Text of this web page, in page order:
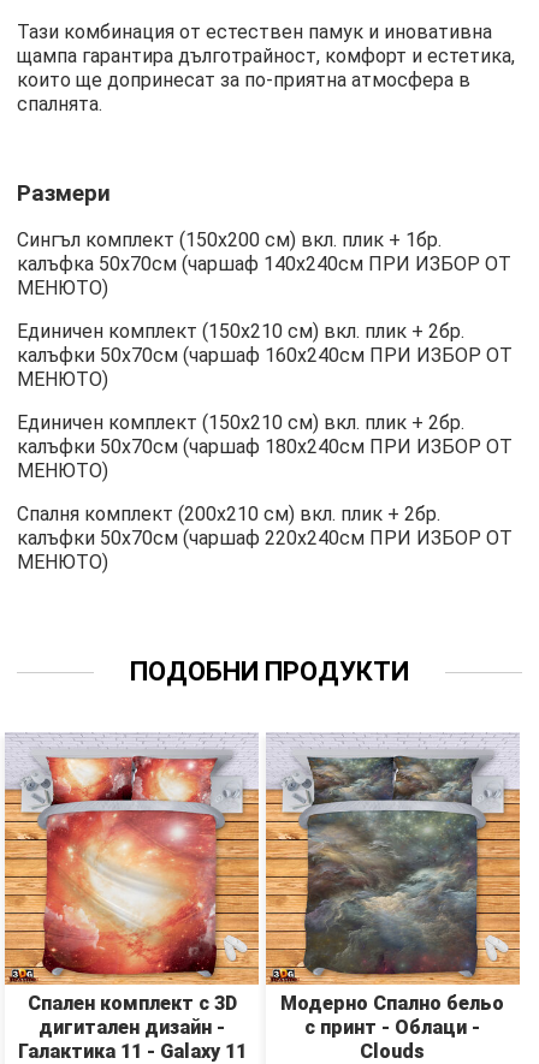
Тази комбинация от естествен памук и иновативна
щампа гарантира дълготрайност, комфорт и естетика,
които ще допринесат за по-приятна атмосфера в
спалнята.
Размери
Сингъл комплект (150х200 см) вкл. плик + 1бр.
калъфка 50х70см (чаршаф 140х240см ПРИ ИЗБОР ОТ
МЕНЮТО)
Единичен комплект (150х210 см) вкл. плик + 2бр.
калъфки 50х70см (чаршаф 160х240см ПРИ ИЗБОР ОТ
МЕНЮТО)
Единичен комплект (150х210 см) вкл. плик + 2бр.
калъфки 50х70см (чаршаф 180х240см ПРИ ИЗБОР ОТ
МЕНЮТО)
Спалня комплект (200х210 см) вкл. плик + 2бр.
калъфки 50х70см (чаршаф 220х240см ПРИ ИЗБОР ОТ
МЕНЮТО)
ПОДОБНИ ПРОДУКТИ
Спален комплект с 3D
дигитален дизайн -
Галактика 11 - Galaxy 11
Модерно Спално бельо
с принт - Облаци -
Clouds